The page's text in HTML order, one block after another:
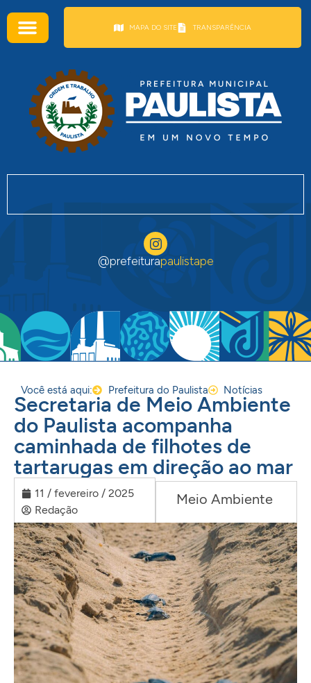
MAPA DO SITE TRANSPARÊNCIA
@prefeiturapaulistape
Você está aqui: Prefeitura do Paulista Notícias
Secretaria de Meio Ambiente
do Paulista acompanha
caminhada de filhotes de
tartarugas em direção ao mar
11 / fevereiro / 2025
Redação
Meio Ambiente